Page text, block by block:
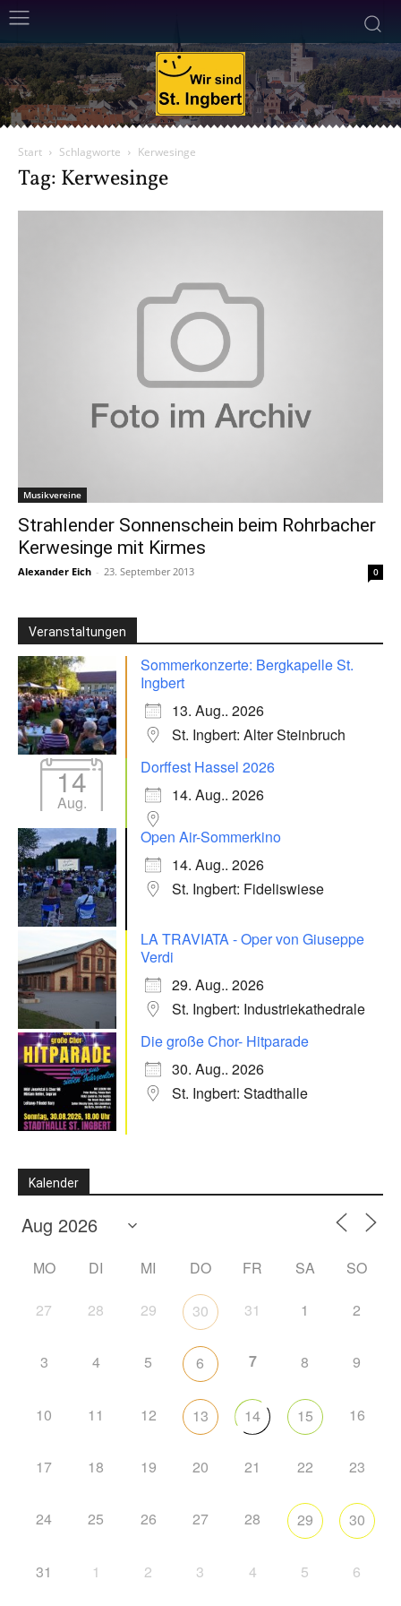
Start Schlagworte Kerwesinge
Tag: Kerwesinge
Musikvereine
Strahlender Sonnenschein beim Rohrbacher
Kerwesinge mit Kirmes
Alexander Eich - 23. September 2013 0
Veranstaltungen
Sommerkonzerte: Bergkapelle St.
Ingbert
13. Aug.. 2026
St. Ingbert: Alter Steinbruch
14
Aug.
Dorffest Hassel 2026
14. Aug.. 2026
Open Air-Sommerkino
14. Aug.. 2026
St. Ingbert: Fideliswiese
LA TRAVIATA - Oper von Giuseppe
Verdi
29. Aug.. 2026
St. Ingbert: Industriekathedrale
Die große Chor- Hitparade
30. Aug.. 2026
St. Ingbert: Stadthalle
Kalender
MO DI MI DO FR SA SO
27 28 29 30 31 1 2
3 4 5 6 7 8 9
10 11 12 13 14 15 16
17 18 19 20 21 22 23
24 25 26 27 28 29 30
31 1 2 3 4 5 6